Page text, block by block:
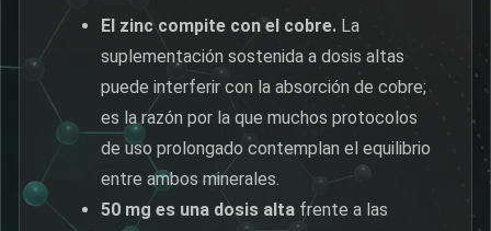
El zinc compite con el cobre. La
suplementación sostenida a dosis altas
puede interferir con la absorción de cobre;
es la razón por la que muchos protocolos
de uso prolongado contemplan el equilibrio
entre ambos minerales.
50 mg es una dosis alta frente a las